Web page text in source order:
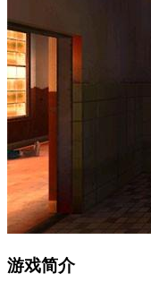
游戏简介